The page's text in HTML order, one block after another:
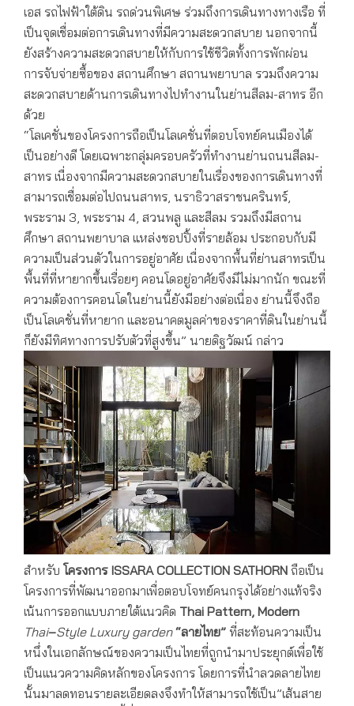
เอส รถไฟฟ้าใต้ดิน รถด่วนพิเศษ ร่วมถึงการเดินทางทางเรือ ที่
เป็นจุดเชื่อมต่อการเดินทางที่มีความสะดวกสบาย นอกจากนี้
ยังสร้างความสะดวกสบายให้กับการใช้ชีวิตทั้งการพักผ่อน
การจับจ่ายซื้อของ สถานศึกษา สถานพยาบาล รวมถึงความ
สะดวกสบายด้านการเดินทางไปทำงานในย่านสีลม-สาทร อีก
ด้วย
“โลเคชั่นของโครงการถือเป็นโลเคชั่นที่ตอบโจทย์คนเมืองได้
เป็นอย่างดี โดยเฉพาะกลุ่มครอบครัวที่ทำงานย่านถนนสีลม-
สาทร เนื่องจากมีความสะดวกสบายในเรื่องของการเดินทางที่
สามารถเชื่อมต่อไปถนนสาทร, นราธิวาสราชนครินทร์,
พระราม 3, พระราม 4, สวนพลู และสีลม รวมถึงมีสถาน
ศึกษา สถานพยาบาล แหล่งชอปปิ้งที่รายล้อม ประกอบกับมี
ความเป็นส่วนตัวในการอยู่อาศัย เนื่องจากพื้นที่ย่านสาทรเป็น
พื้นที่ที่หายากขึ้นเรื่อยๆ คอนโดอยู่อาศัยจึงมีไม่มากนัก ขณะที่
ความต้องการคอนโดในย่านนี้ยังมีอย่างต่อเนื่อง ย่านนี้จึงถือ
เป็นโลเคชั่นที่หายาก และอนาคตมูลค่าของราคาที่ดินในย่านนี้
ก็ยังมีทิศทางการปรับตัวที่สูงขึ้น” นายดิฐวัฒน์ กล่าว
สำหรับ โครงการ ISSARA COLLECTION SATHORN ถือเป็น
โครงการที่พัฒนาออกมาเพื่อตอบโจทย์คนกรุงได้อย่างแท้จริง
เน้นการออกแบบภายใต้แนวคิด Thai Pattern, Modern
Thai–Style Luxury garden“ลายไทย” ที่สะท้อนความเป็น
หนึ่งในเอกลักษณ์ของความเป็นไทยที่ถูกนำมาประยุกต์เพื่อใช้
เป็นแนวความคิดหลักของโครงการ โดยการที่นำลวดลายไทย
นั้นมาลดทอนรายละเอียดลงจึงทำให้สามารถใช้เป็น”เส้นสาย